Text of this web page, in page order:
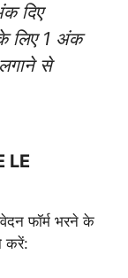
दिए
लिए 1 अंक
से
LE
फॉर्म भरने के
करें: